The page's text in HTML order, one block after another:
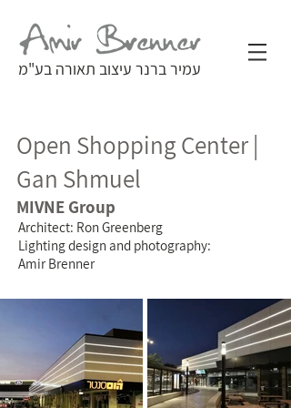
עמיר ברנר עיצוב תאורה בע"מ
Open Shopping Center |
Gan Shmuel
MIVNE Group
Architect: Ron Greenberg
Lighting design and photography:
Amir Brenner